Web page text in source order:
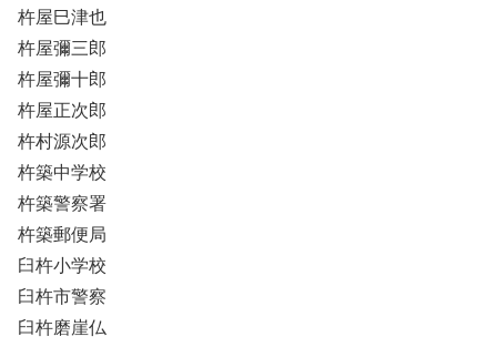
杵屋巳津也
杵屋彌三郎
杵屋彌十郎
杵屋正次郎
杵村源次郎
杵築中学校
杵築警察署
杵築郵便局
臼杵小学校
臼杵市警察
臼杵磨崖仏